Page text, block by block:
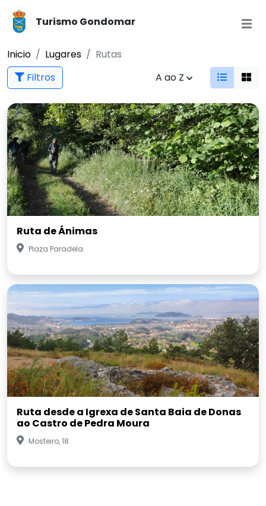
Turismo Gondomar
Inicio Lugares
Rutas
Filtros
A ao Z
Ruta de Ánimas
Plaza Paradela
Ruta desde a Igrexa de Santa Baia de Donas
ao Castro de Pedra Moura
Mosteiro, 18